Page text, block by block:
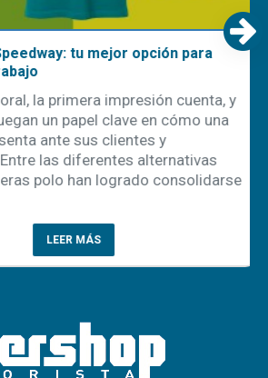
tu mejor opción para
la primera impresión cuenta, y
un papel clave en cómo una
ante sus clientes y
las diferentes alternativas
polo han logrado consolidarse
LEER MÁS